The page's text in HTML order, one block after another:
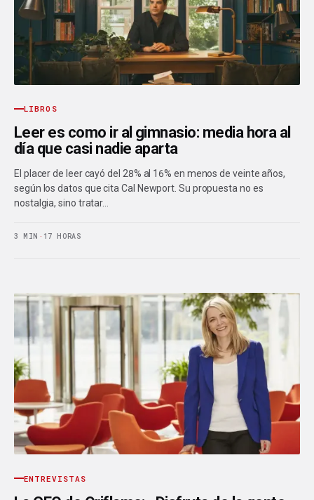
LIBROS
Leer es como ir al gimnasio: media hora al
día que casi nadie aparta
El placer de leer cayó del 28% al 16% en menos de veinte años,
según los datos que cita Cal Newport. Su propuesta no es
nostalgia, sino tratar…
3 MIN · 17 HORAS
ENTREVISTAS